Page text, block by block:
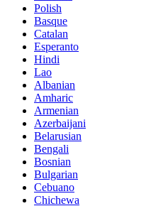
Polish
Basque
Catalan
Esperanto
Hindi
Lao
Albanian
Amharic
Armenian
Azerbaijani
Belarusian
Bengali
Bosnian
Bulgarian
Cebuano
Chichewa